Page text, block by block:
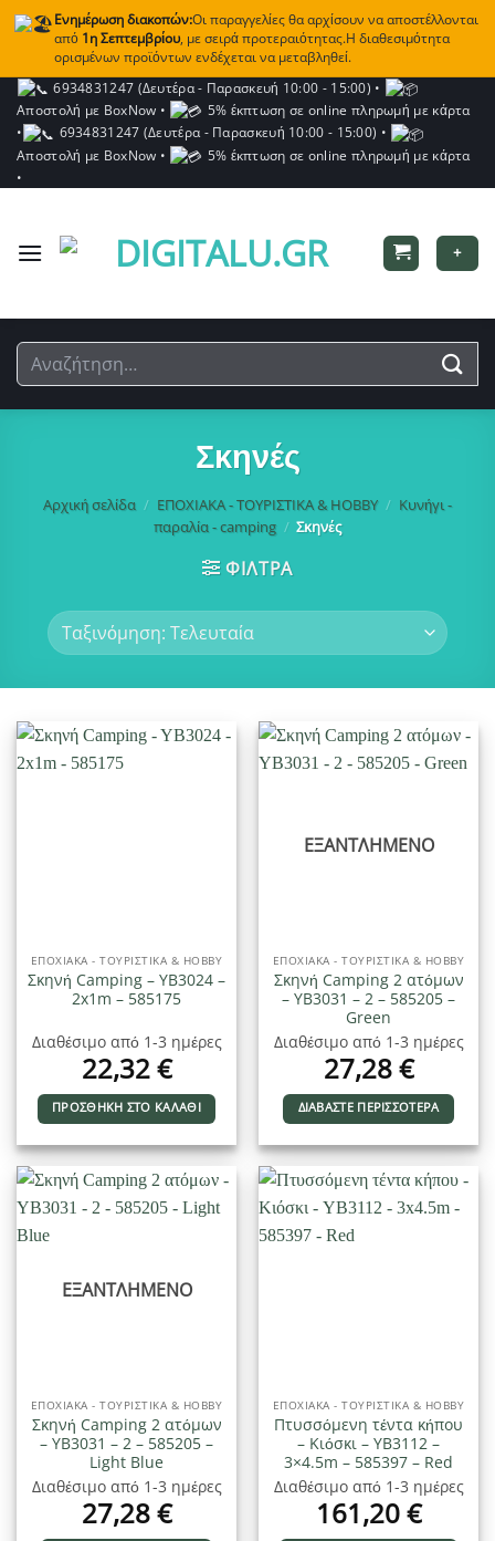
Ενημέρωση διακοπών:Οι παραγγελίες θα αρχίσουν να αποστέλλονται
από 1η Σεπτεμβρίου, με σειρά προτεραιότητας.Η διαθεσιμότητα
ορισμένων προϊόντων ενδέχεται να μεταβληθεί.
Μετάβαση
στο
περιεχόμενο
6934831247 (Δευτέρα - Παρασκευή 10:00 - 15:00) •
Αποστολή με BoxNow •
5% έκπτωση σε online πληρωμή με κάρτα
•
6934831247 (Δευτέρα - Παρασκευή 10:00 - 15:00) •
Αποστολή με BoxNow •
5% έκπτωση σε online πληρωμή με κάρτα
•
+
Αναζήτηση
για:
Σκηνές
Αρχική σελίδα / ΕΠΟΧΙΑΚΑ - ΤΟΥΡΙΣΤΙΚΑ & HOBBY / Κυνήγι -
παραλία - camping / Σκηνές
ΦΙΛΤΡΑ
ΕΠΟΧΙΑΚΑ - ΤΟΥΡΙΣΤΙΚΑ & HOBBY
Σκηνή Camping – YB3024 –
2x1m – 585175
Διαθέσιμο από 1-3 ημέρες
22,32€
ΠΡΟΣΘΉΚΗ ΣΤΟ ΚΑΛΆΘΙ
ΕΞΑΝΤΛΗΜΈΝΟ
ΕΠΟΧΙΑΚΑ - ΤΟΥΡΙΣΤΙΚΑ & HOBBY
Σκηνή Camping 2 ατόμων
– YB3031 – 2 – 585205 –
Green
Διαθέσιμο από 1-3 ημέρες
27,28€
ΔΙΑΒΆΣΤΕ ΠΕΡΙΣΣΌΤΕΡΑ
ΕΞΑΝΤΛΗΜΈΝΟ
ΕΠΟΧΙΑΚΑ - ΤΟΥΡΙΣΤΙΚΑ & HOBBY
Σκηνή Camping 2 ατόμων
– YB3031 – 2 – 585205 –
Light Blue
Διαθέσιμο από 1-3 ημέρες
27,28€
ΕΠΟΧΙΑΚΑ - ΤΟΥΡΙΣΤΙΚΑ & HOBBY
Πτυσσόμενη τέντα κήπου
– Κιόσκι – YB3112 –
3×4.5m – 585397 – Red
Διαθέσιμο από 1-3 ημέρες
161,20€